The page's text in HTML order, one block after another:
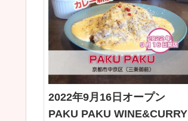
2022年9月16日オープン
PAKU PAKU WINE&CURRY